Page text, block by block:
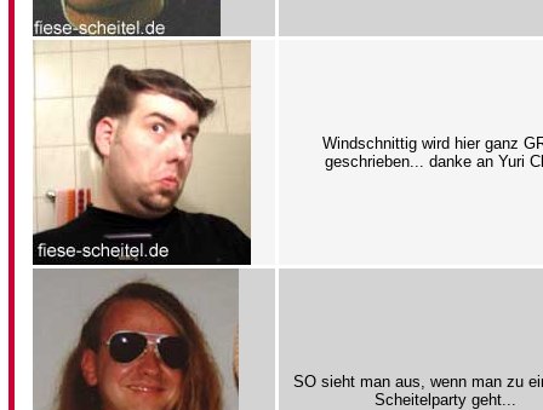
Windschnittig wird hier ganz
geschrieben... danke an Yuri
SO sieht man aus, wenn man zu
Scheitelparty geht...